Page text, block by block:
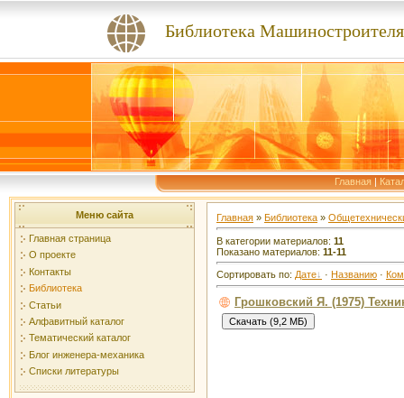
Библиотека Машиностроителя
Главная |
Меню сайта
Главная страница
О проекте
Контакты
Библиотека
Статьи
Алфавитный каталог
Тематический каталог
Блог инженера-механика
Списки литературы
Главная » Библиотека »
В категории материалов: 11
Показано материалов: 11-11
Сортировать по: Дате · Названию ·
Грошковский Я. (1975)